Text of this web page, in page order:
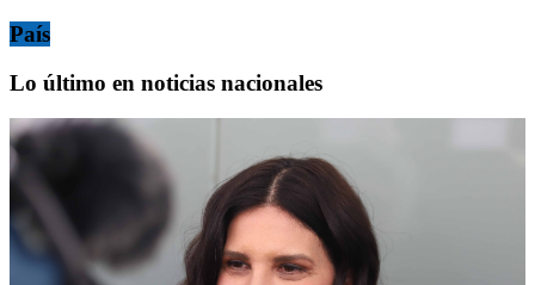
País
Lo último en noticias nacionales